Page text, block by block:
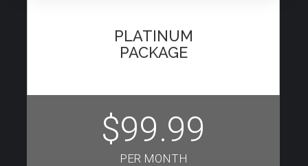
PLATINUM
PACKAGE
$99.99
PER MONTH